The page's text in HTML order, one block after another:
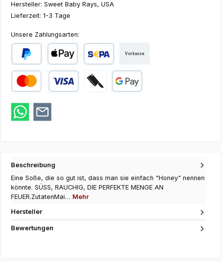
Hersteller: Sweet Baby Rays, USA
Lieferzeit: 1-3 Tage
Unsere Zahlungsarten:
PayPal Apple Pay SEPA Lastschrift
Vorkasse
Beschreibung
Eine Soße, die so gut ist, dass man sie einfach "Honey" nennen
könnte. SÜSS, RAUCHIG, DIE PERFEKTE MENGE AN
FEUER.ZutatenMai… Mehr
Hersteller
Bewertungen